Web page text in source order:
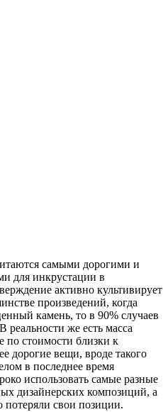
самыми дорогими и
для инкрустации в
активно культивирует
произведений, когда
камень, то в 90% случаев
реальности же есть масса
по стоимости близки к
дорогие вещи, вроде такого
в последнее время
использовать самые разные
дизайнерских композиций, а
потеряли свои позиции.